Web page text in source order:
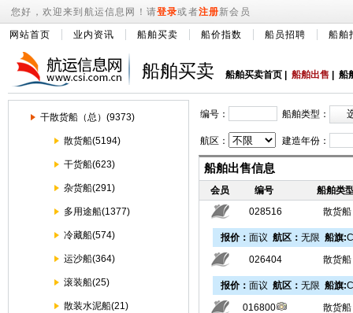
您好，欢迎来到航运信息网！请登录或者注册新会员
网站首页 业内资讯 船舶买卖 船价指数 船员招聘 船舶
船舶买卖 船舶买卖首页 船舶出售 船
干散货船（总）(9373)
散货船(5194)
干货船(623)
杂货船(291)
多用途船(1377)
冷藏船(574)
运沙船(364)
滚装船(25)
散装水泥船(21)
编号： 船舶类型：
航区： 建造年份：
船舶出售信息
会员 编号
船舶类
028516
散货船
报价： 面议 航区： 无限 船旗:
026404
散货船
报价： 面议 航区： 无限 船旗:
016800
散货船